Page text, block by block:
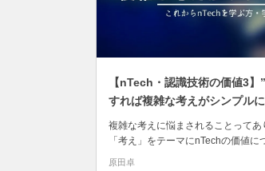
【nTech・認識技術の価値3
すれば複雑な考えがシンプルに
複雑な考えに悩まされることってあ
「考え」をテーマにnTechの価値に
す。 「考え」そのものをスッキリ
原田卓